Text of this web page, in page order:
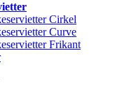
Cirkel
Curve
Frikant